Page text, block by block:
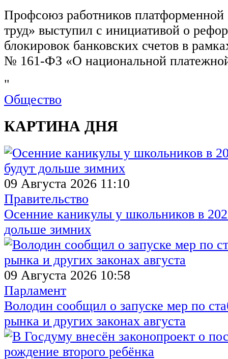
Профсоюз работников
труд» выступил с инициативой о
блокировок банковских счетов в
№ 161-ФЗ «О национальной
"
Общество
КАРТИНА ДНЯ
09 Августа 2026 11:10
Правительство
Осенние каникулы у школьников в
дольше зимних
09 Августа 2026 10:58
Парламент
Володин сообщил о запуске мер по
рынка и других законах августа